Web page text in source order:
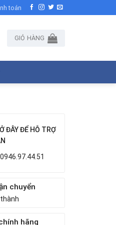
toán
GIỎ HÀNG
ĐÂY ĐỂ HỖ TRỢ
chuyển
hãng